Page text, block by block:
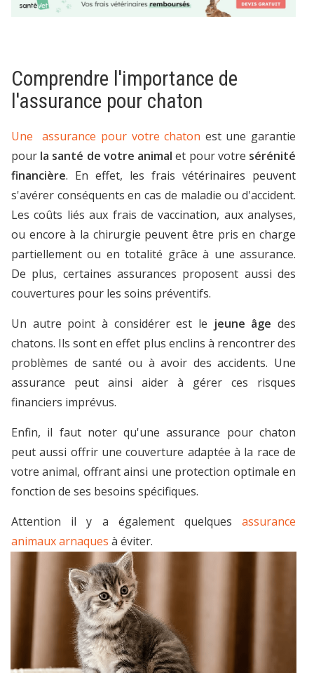
Comprendre l'importance de
l'assurance pour chaton
Une assurance pour votre chaton est une garantie
pour la santé de votre animal et pour votre sérénité
financière. En effet, les frais vétérinaires peuvent
s'avérer conséquents en cas de maladie ou d'accident.
Les coûts liés aux frais de vaccination, aux analyses,
ou encore à la chirurgie peuvent être pris en charge
partiellement ou en totalité grâce à une assurance.
De plus, certaines assurances proposent aussi des
couvertures pour les soins préventifs.
Un autre point à considérer est le jeune âge des
chatons. Ils sont en effet plus enclins à rencontrer des
problèmes de santé ou à avoir des accidents. Une
assurance peut ainsi aider à gérer ces risques
financiers imprévus.
Enfin, il faut noter qu'une assurance pour chaton
peut aussi offrir une couverture adaptée à la race de
votre animal, offrant ainsi une protection optimale en
fonction de ses besoins spécifiques.
Attention il y a également quelques assurance
animaux arnaques à éviter.